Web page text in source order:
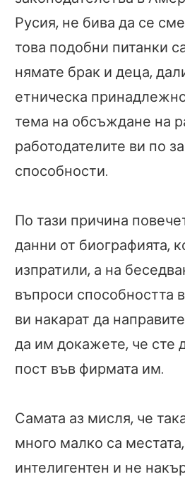
Русия, не бива да се
това подобни питанки
нямате брак и деца,
етническа
тема на обсъждане на
работодателите ви по
способности.
По тази причина
данни от биографията,
изпратили, а на
въпроси способността
ви накарат да
да им докажете, че сте
пост във фирмата им.
Самата аз мисля, че
много малко са
интелигентен и не